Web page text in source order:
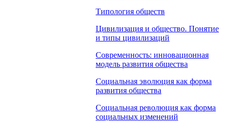
Типология обществ
Цивилизация и общество. Понятие
и типы цивилизаций
Современность: инновационная
модель развития общества
Социальная эволюция как форма
развития общества
Социальная революция как форма
социальных изменений